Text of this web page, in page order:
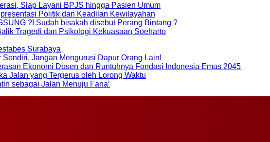
Siap Layani BPJS hingga Pasien Umum
Politik dan Keadilan Kewilayahan
?! Sudah bisakah disebut Perang Bintang ?
Tragedi dan Psikologi Kekuasaan Soeharto
Surabaya
Jangan Mengurusi Dapur Orang Lain!
Ekonomi Dosen dan Runtuhnya Fondasi Indonesia Emas 2045
Jalan yang Tergerus oleh Lorong Waktu
sebagai Jalan Menuju Fana’